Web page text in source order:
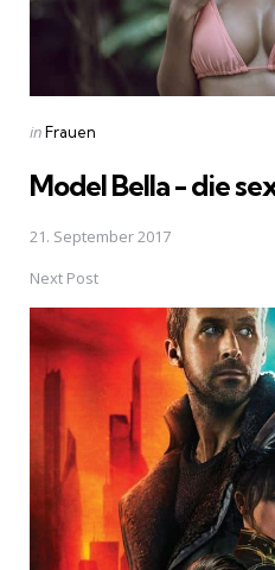
Posted
inFrauen
Model Bella - die
21. September 2017
Next Post